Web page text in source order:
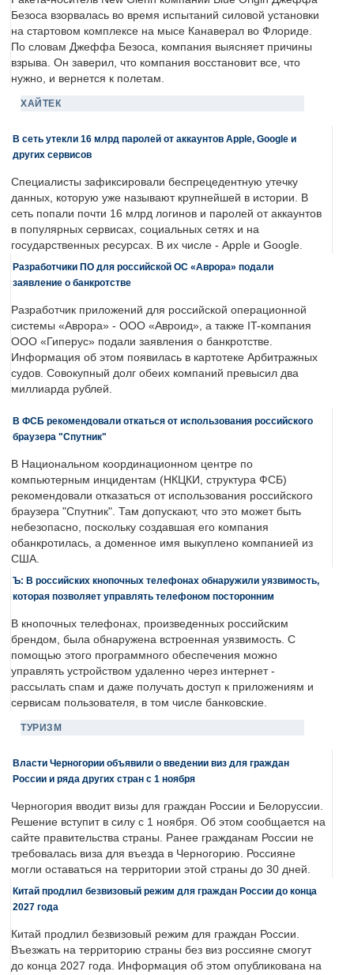
Безоса взорвалась во время испытаний силовой установки
на стартовом комплексе на мысе Канаверал во Флориде.
По словам Джеффа Безоса, компания выясняет причины
взрыва. Он заверил, что компания восстановит все, что
нужно, и вернется к полетам.
ХАЙТЕК
В сеть утекли 16 млрд паролей от аккаунтов Apple, Google и
других сервисов
Специалисты зафиксировали беспрецедентную утечку
данных, которую уже называют крупнейшей в истории. В
сеть попали почти 16 млрд логинов и паролей от аккаунтов
в популярных сервисах, социальных сетях и на
государственных ресурсах. В их числе - Apple и Google.
Разработчики ПО для российской ОС «Аврора» подали
заявление о банкротстве
Разработчик приложений для российской операционной
системы «Аврора» - ООО «Авроид», а также IT-компания
ООО «Гиперус» подали заявления о банкротстве.
Информация об этом появилась в картотеке Арбитражных
судов. Совокупный долг обеих компаний превысил два
миллиарда рублей.
В ФСБ рекомендовали откаться от использования российского
браузера "Спутник"
В Национальном координационном центре по
компьютерным инцидентам (НКЦКИ, структура ФСБ)
рекомендовали отказаться от использования российского
браузера "Спутник". Там допускают, что это может быть
небезопасно, поскольку создавшая его компания
обанкротилась, а доменное имя выкуплено компанией из
США.
Ъ: В российских кнопочных телефонах обнаружили уязвимость,
которая позволяет управлять телефоном посторонним
В кнопочных телефонах, произведенных российским
брендом, была обнаружена встроенная уязвимость. С
помощью этого программного обеспечения можно
управлять устройством удаленно через интернет -
рассылать спам и даже получать доступ к приложениям и
сервисам пользователя, в том числе банковские.
ТУРИЗМ
Власти Черногории объявили о введении виз для граждан
России и ряда других стран с 1 ноября
Черногория вводит визы для граждан России и Белоруссии.
Решение вступит в силу с 1 ноября. Об этом сообщается на
сайте правительства страны. Ранее гражданам России не
требовалась виза для въезда в Черногорию. Россияне
могли оставаться на территории этой страны до 30 дней.
Китай продлил безвизовый режим для граждан России до конца
2027 года
Китай продлил безвизовый режим для граждан России.
Въезжать на территорию страны без виз россияне смогут
до конца 2027 года. Информация об этом опубликована на